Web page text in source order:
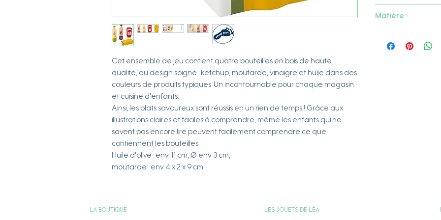
Cet ensemble de jeu contient quatre bouteilles en bois de haute
qualité, au design soigné : ketchup, moutarde, vinaigre et huile dans des
couleurs de produits typiques. Un incontournable pour chaque magasin
et cuisine d'enfants.
Ainsi, les plats savoureux sont réussis en un rien de temps ! Grâce aux
illustrations claires et faciles à comprendre, même les enfants qui ne
savent pas encore lire peuvent facilement comprendre ce que
contiennent les bouteilles.
Huile d'olive : env. 11 cm, Ø env. 3 cm,
moutarde : env. 4 x 2 x 9 cm
Matière
La boutique Les jouets de Léa